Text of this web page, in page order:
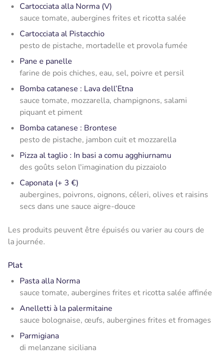
Cartocciata alla Norma (V)
sauce tomate, aubergines frites et ricotta salée
Cartocciata al Pistacchio
pesto de pistache, mortadelle et provola fumée
Pane e panelle
farine de pois chiches, eau, sel, poivre et persil
Bomba catanese : Lava dell’Etna
sauce tomate, mozzarella, champignons, salami
piquant et piment
Bomba catanese : Brontese
pesto de pistache, jambon cuit et mozzarella
Pizza al taglio : In basi a comu agghiurnamu
des goûts selon l'imagination du pizzaiolo
Caponata (+ 3 €)
aubergines, poivrons, oignons, céleri, olives et raisins
secs dans une sauce aigre-douce
Les produits peuvent être épuisés ou varier au cours de
la journée.
Plat
Pasta alla Norma
sauce tomate, aubergines frites et ricotta salée affinée
Anelletti à la palermitaine
sauce bolognaise, œufs, aubergines frites et fromages
Parmigiana
di melanzane siciliana